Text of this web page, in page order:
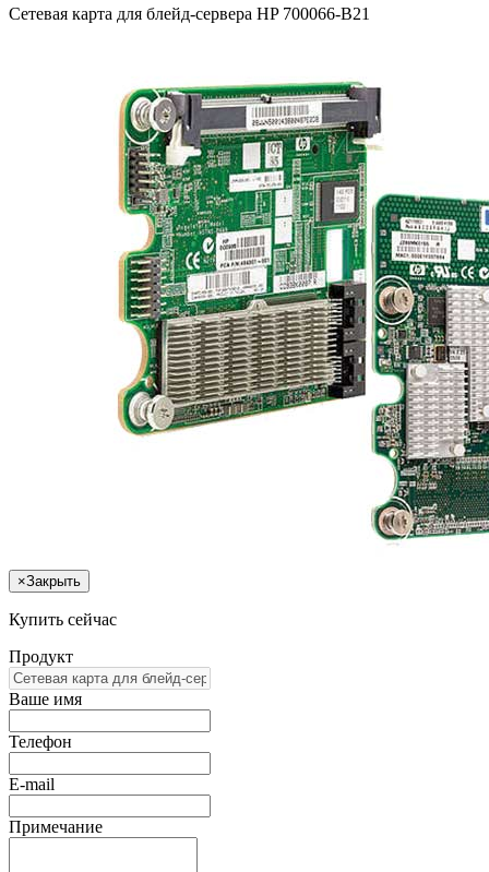
Сетевая карта для блейд-сервера HP 700066-B21
×Закрыть
Купить сейчас
Продукт
Ваше имя
Телефон
E-mail
Примечание